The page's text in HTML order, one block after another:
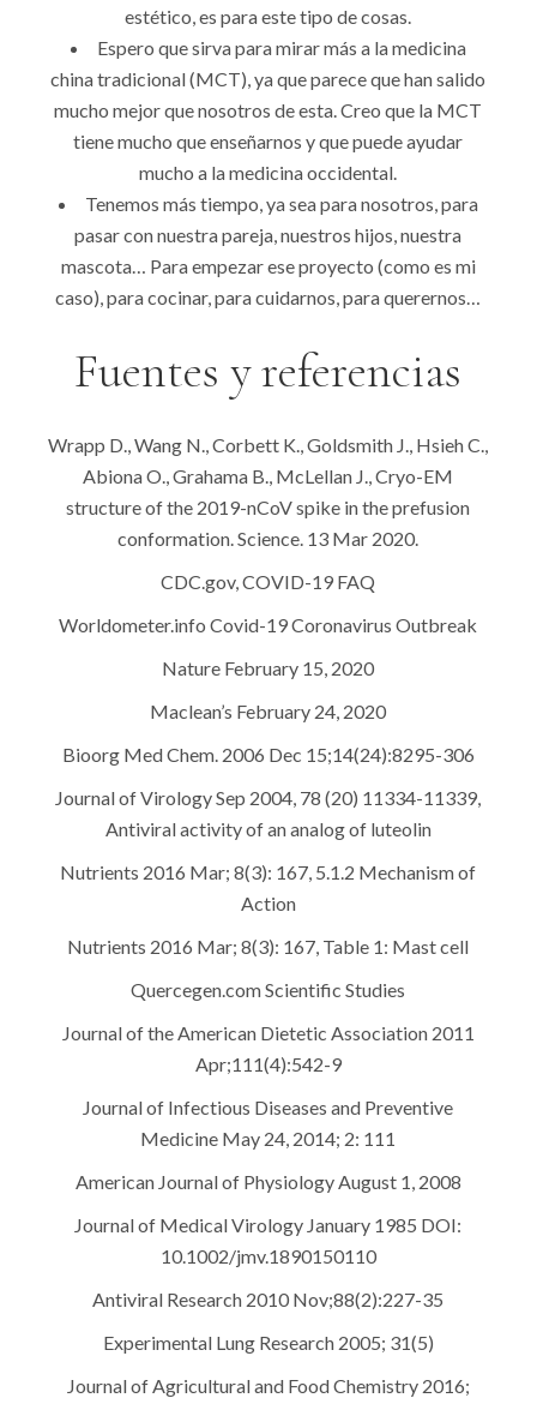
estético, es para este tipo de cosas.
Espero que sirva para mirar más a la medicina
china tradicional (MCT), ya que parece que han salido
mucho mejor que nosotros de esta. Creo que la MCT
tiene mucho que enseñarnos y que puede ayudar
mucho a la medicina occidental.
Tenemos más tiempo, ya sea para nosotros, para
pasar con nuestra pareja, nuestros hijos, nuestra
mascota… Para empezar ese proyecto (como es mi
caso), para cocinar, para cuidarnos, para querernos…
Fuentes y referencias
Wrapp D., Wang N., Corbett K., Goldsmith J., Hsieh C.,
Abiona O., Grahama B., McLellan J., Cryo-EM
structure of the 2019-nCoV spike in the prefusion
conformation. Science. 13 Mar 2020.
CDC.gov, COVID-19 FAQ
Worldometer.info Covid-19 Coronavirus Outbreak
Nature February 15, 2020
Maclean’s February 24, 2020
Bioorg Med Chem. 2006 Dec 15;14(24):8295-306
Journal of Virology Sep 2004, 78 (20) 11334-11339,
Antiviral activity of an analog of luteolin
Nutrients 2016 Mar; 8(3): 167, 5.1.2 Mechanism of
Action
Nutrients 2016 Mar; 8(3): 167, Table 1: Mast cell
Quercegen.com Scientific Studies
Journal of the American Dietetic Association 2011
Apr;111(4):542-9
Journal of Infectious Diseases and Preventive
Medicine May 24, 2014; 2: 111
American Journal of Physiology August 1, 2008
Journal of Medical Virology January 1985 DOI:
10.1002/jmv.1890150110
Antiviral Research 2010 Nov;88(2):227-35
Experimental Lung Research 2005; 31(5)
Journal of Agricultural and Food Chemistry 2016;